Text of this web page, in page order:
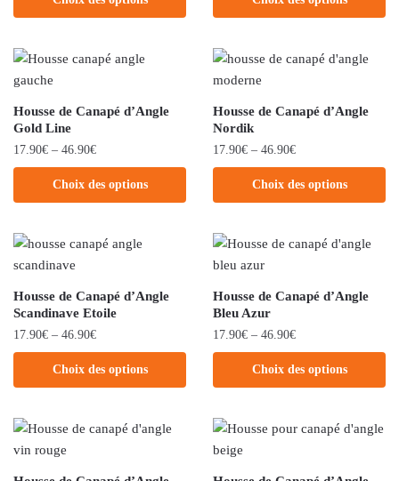
Housse de Canapé d’Angle
Gold Line
17.90€ – 46.90€
Choix des options
Housse de Canapé d’Angle
Nordik
17.90€ – 46.90€
Choix des options
Housse de Canapé d’Angle
Scandinave Etoile
17.90€ – 46.90€
Choix des options
Housse de Canapé d’Angle
Bleu Azur
17.90€ – 46.90€
Choix des options